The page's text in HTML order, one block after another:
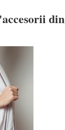
accesorii